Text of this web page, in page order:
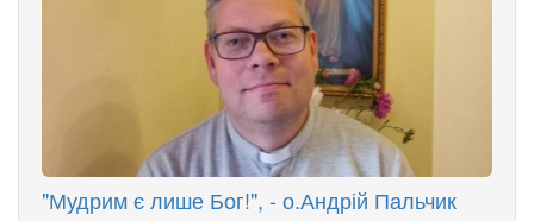
"Мудрим є лише Бог!", - о.Андрій Пальчик